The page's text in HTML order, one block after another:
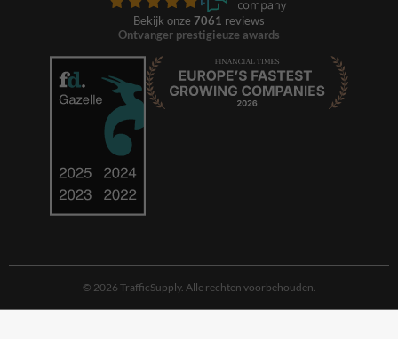
Bekijk onze 7061 reviews
Ontvanger prestigieuze awards
© 2026 TrafficSupply. Alle rechten voorbehouden.